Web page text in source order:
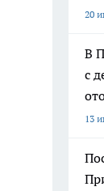
20
В
с
13